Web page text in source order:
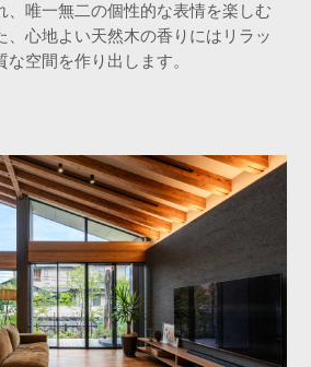
、唯一無二の個性的な表情を楽しむ
、心地よい天然木の香りにはリラッ
空間を作り出します。